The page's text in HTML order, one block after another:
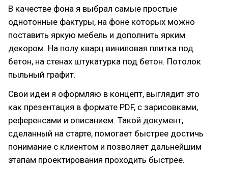
В качестве фона я выбрал самые простые
однотонные фактуры, на фоне которых можно
поставить яркую мебель и дополнить ярким
декором. На полу кварц виниловая плитка под
бетон, на стенах штукатурка под бетон. Потолок
пыльный графит.
Свои идеи я оформляю в концепт, выглядит это
как презентация в формате PDF, с зарисовками,
референсами и описанием. Такой документ,
сделанный на старте, помогает быстрее достичь
понимание с клиентом и позволяет дальнейшим
этапам проектирования проходить быстрее.